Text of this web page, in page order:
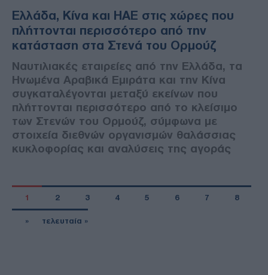
Ελλάδα, Κίνα και ΗΑΕ στις χώρες που
πλήττονται περισσότερο από την
κατάσταση στα Στενά του Ορμούζ
Ναυτιλιακές εταιρείες από την Ελλάδα, τα
Ηνωμένα Αραβικά Εμιράτα και την Κίνα
συγκαταλέγονται μεταξύ εκείνων που
πλήττονται περισσότερο από το κλείσιμο
των Στενών του Ορμούζ, σύμφωνα με
στοιχεία διεθνών οργανισμών θαλάσσιας
κυκλοφορίας και αναλύσεις της αγοράς
1 2 3 4 5 6 7 8
» τελευταία »